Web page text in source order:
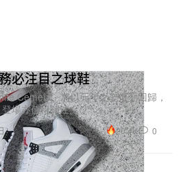
必注目之球鞋
Cement」將以元年之姿復刻回歸，
場亦值得關注。
20.4K 0